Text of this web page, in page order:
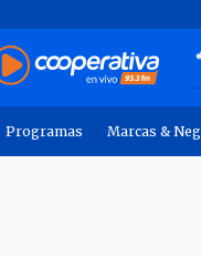
Programas Marcas &